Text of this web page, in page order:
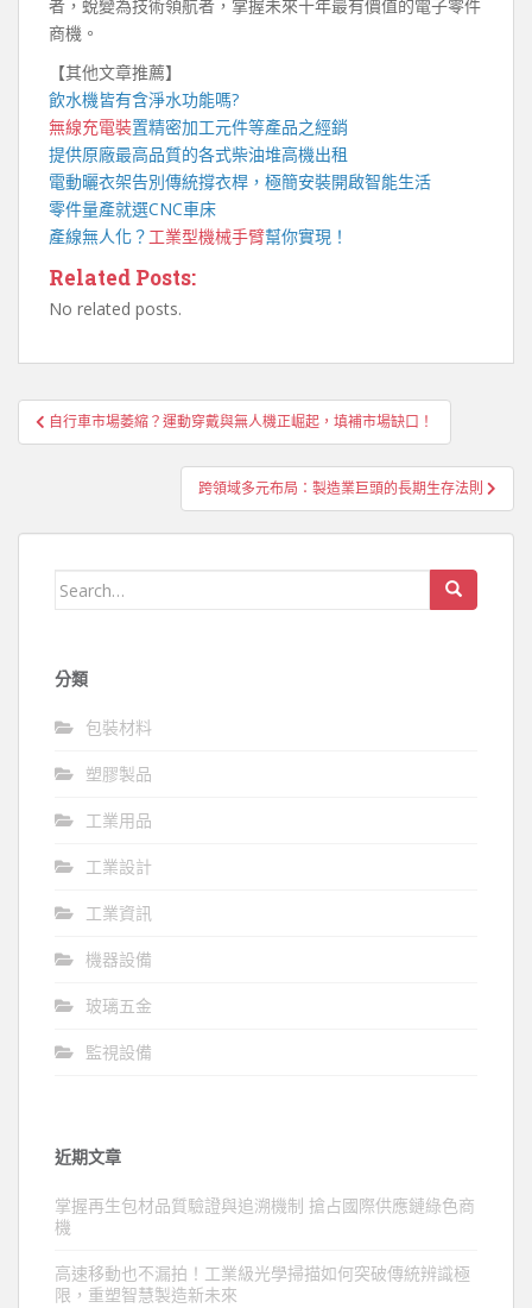
者，蛻變為技術領航者，掌握未來十年最有價值的電子零件
商機。
【其他文章推薦】
飲水機皆有含淨水功能嗎?
無線充電裝置精密加工元件等產品之經銷
提供原廠最高品質的各式柴油堆高機出租
電動曬衣架告別傳統撐衣桿，極簡安裝開啟智能生活
零件量產就選CNC車床
產線無人化？ 工業型機械手臂幫你實現！
Related Posts:
No related posts.
文
章
自行車市場萎縮？運動穿戴與無人機正崛起，填補市場缺口！
跨領域多元布局：製造業巨頭的長期生存法則
Search
分類
包裝材料
塑膠製品
工業用品
工業設計
工業資訊
機器設備
玻璃五金
監視設備
近期文章
掌握再生包材品質驗證與追溯機制 搶占國際供應鏈綠色商
機
高速移動也不漏拍！工業級光學掃描如何突破傳統辨識極
限，重塑智慧製造新未來